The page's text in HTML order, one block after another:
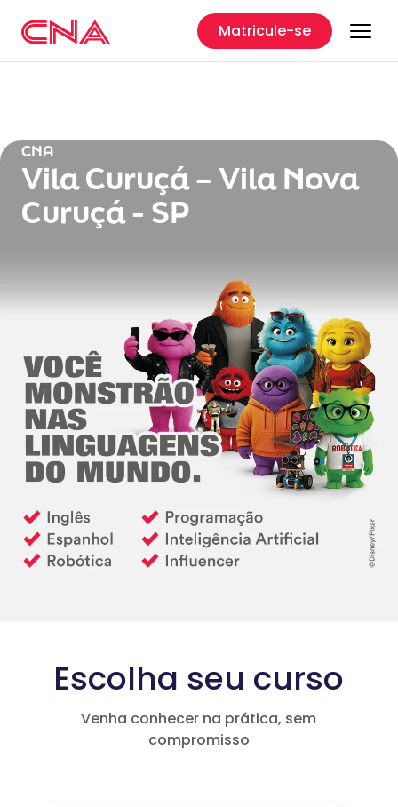
Matricule-se
CNA
Vila Curuçá – Vila Nova
Curuçá - SP
Escolha seu curso
Venha conhecer na prática, sem
compromisso